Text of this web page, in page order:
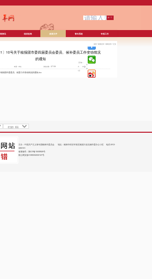
资讯 组织机构 政策文件 青年系统 专项工作
首页 / 政策文件 / 政策文件 / 正文
〕10号关于核报团市委四届委员会委员、候补委员工作变动情况
的通知
来源：本站 浏览次数：37106
【字体：
大
中
小】
打
印
核报团市委委员、候委工作变动情况的通知.doc
主办：中国共产主义青年团榆林市委员会 地址：榆林市经济开发区榆溪大道北侧市委办公小区 电话:0912-
3283191
备案编号：
陕ICP备15008929号
陕公网安备61080002000127号